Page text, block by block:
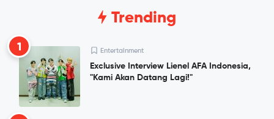
Trending
1 Entertainment
Exclusive Interview Lienel AFA Indonesia,
"Kami Akan Datang Lagi!"